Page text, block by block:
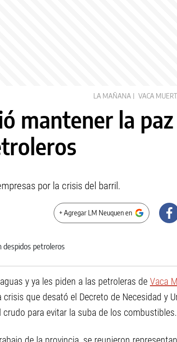
LA MAÑANA VACA
mantener la
por la crisis del barril.
+ Agregar LM Neuquen en
y ya les piden a las petroleras de Vaca
que desató el Decreto de Necesidad y
para evitar la suba de los combustibles.